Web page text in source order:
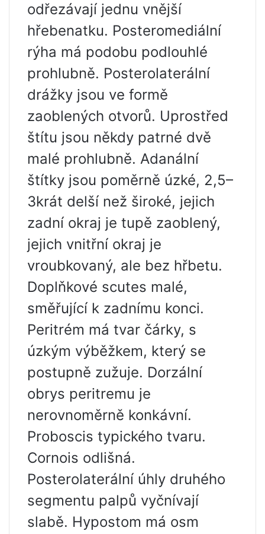
odřezávají jednu vnější
hřebenatku. Posteromediální
rýha má podobu podlouhlé
prohlubně. Posterolaterální
drážky jsou ve formě
zaoblených otvorů. Uprostřed
štítu jsou někdy patrné dvě
malé prohlubně. Adanální
štítky jsou poměrně úzké, 2,5–
3krát delší než široké, jejich
zadní okraj je tupě zaoblený,
jejich vnitřní okraj je
vroubkovaný, ale bez hřbetu.
Doplňkové scutes malé,
směřující k zadnímu konci.
Peritrém má tvar čárky, s
úzkým výběžkem, který se
postupně zužuje. Dorzální
obrys peritremu je
nerovnoměrně konkávní.
Proboscis typického tvaru.
Cornois odlišná.
Posterolaterální úhly druhého
segmentu palpů vyčnívají
slabě. Hypostom má osm